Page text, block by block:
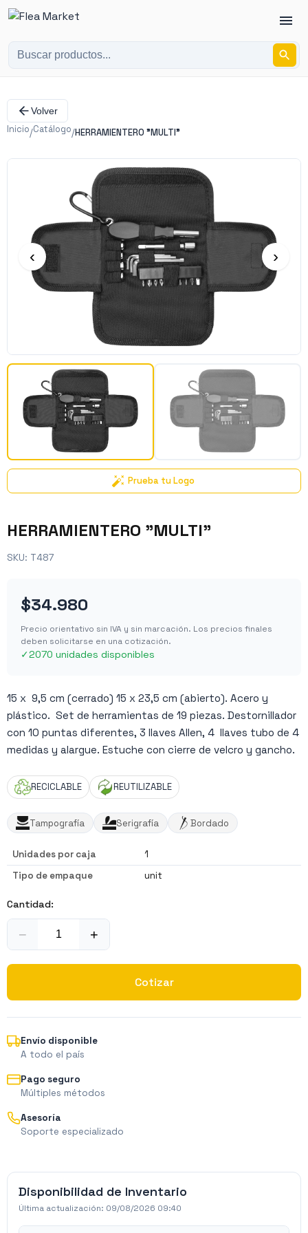
Volver
Inicio/Catálogo/HERRAMIENTERO "MULTI"
‹ ›
Prueba tu Logo
HERRAMIENTERO "MULTI"
SKU: T487
$34.980
Precio orientativo sin IVA y sin marcación. Los precios finales
deben solicitarse en una cotización.
✓2070 unidades disponibles
15 x 9,5 cm (cerrado) 15 x 23,5 cm (abierto). Acero y
plástico. Set de herramientas de 19 piezas. Destornillador
con 10 puntas diferentes, 3 llaves Allen, 4 llaves tubo de 4
medidas y alargue. Estuche con cierre de velcro y gancho.
RECICLABLE REUTILIZABLE
Tampografía Serigrafía Bordado
Unidades por caja
1
Tipo de empaque
unit
Cantidad:
− +
Cotizar
Envío disponible
A todo el país
Pago seguro
Múltiples métodos
Asesoría
Soporte especializado
Disponibilidad de Inventario
Última actualización: 09/08/2026 09:40